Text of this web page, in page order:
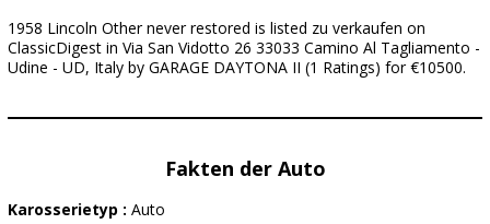
1958 Lincoln Other never restored is listed zu verkaufen on
ClassicDigest in Via San Vidotto 26 33033 Camino Al Tagliamento -
Udine - UD, Italy by GARAGE DAYTONA II (1 Ratings) for €10500.
Fakten der Auto
Karosserietyp : Auto